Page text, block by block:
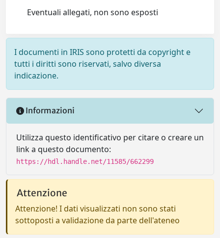
Eventuali allegati, non sono esposti
I documenti in IRIS sono protetti da copyright e
tutti i diritti sono riservati, salvo diversa
indicazione.
Informazioni
Utilizza questo identificativo per citare o creare un
link a questo documento:
https://hdl.handle.net/11585/662299
Attenzione
Attenzione! I dati visualizzati non sono stati
sottoposti a validazione da parte dell'ateneo